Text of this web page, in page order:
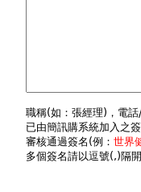
職稱(如：張經理)，電話
已由簡訊購系統加入之
審核通過簽名(例： 世界
多個簽名請以逗號(,)隔開